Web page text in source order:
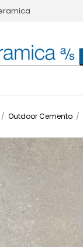
/ Outdoor Cemento /